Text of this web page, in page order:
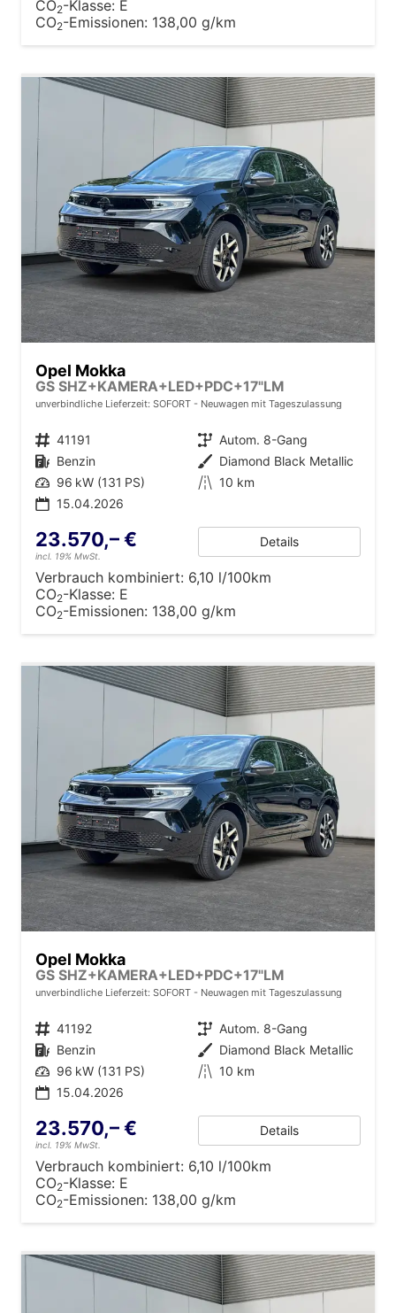
CO2-Klasse: E
CO2-Emissionen: 138,00 g/km
Opel Mokka
GS SHZ+KAMERA+LED+PDC+17"LM
unverbindliche Lieferzeit: SOFORT Neuwagen mit Tageszulassung
Fahrzeugnr. 41191 Getriebe Autom. 8-Gang
Kraftstoff Benzin Außenfarbe Diamond Black Metallic
Leistung 96 kW (131 PS) Kilometerstand 10 km
15.04.2026
23.570,– €
incl. 19% MwSt.
Details
Verbrauch kombiniert: 6,10 l/100km
CO2-Klasse: E
CO2-Emissionen: 138,00 g/km
Opel Mokka
GS SHZ+KAMERA+LED+PDC+17"LM
unverbindliche Lieferzeit: SOFORT Neuwagen mit Tageszulassung
Fahrzeugnr. 41192 Getriebe Autom. 8-Gang
Kraftstoff Benzin Außenfarbe Diamond Black Metallic
Leistung 96 kW (131 PS) Kilometerstand 10 km
15.04.2026
23.570,– €
incl. 19% MwSt.
Details
Verbrauch kombiniert: 6,10 l/100km
CO2-Klasse: E
CO2-Emissionen: 138,00 g/km